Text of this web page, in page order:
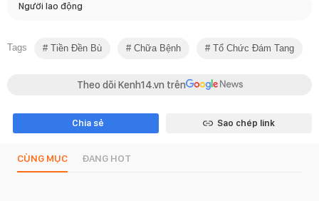
Người lao động
Tags Tiền Đền Bù Chữa Bệnh Tổ Chức Đám Tang
Theo dõi Kenh14.vn trên
Chia sẻ Sao chép link
CÙNG MỤC ĐANG HOT